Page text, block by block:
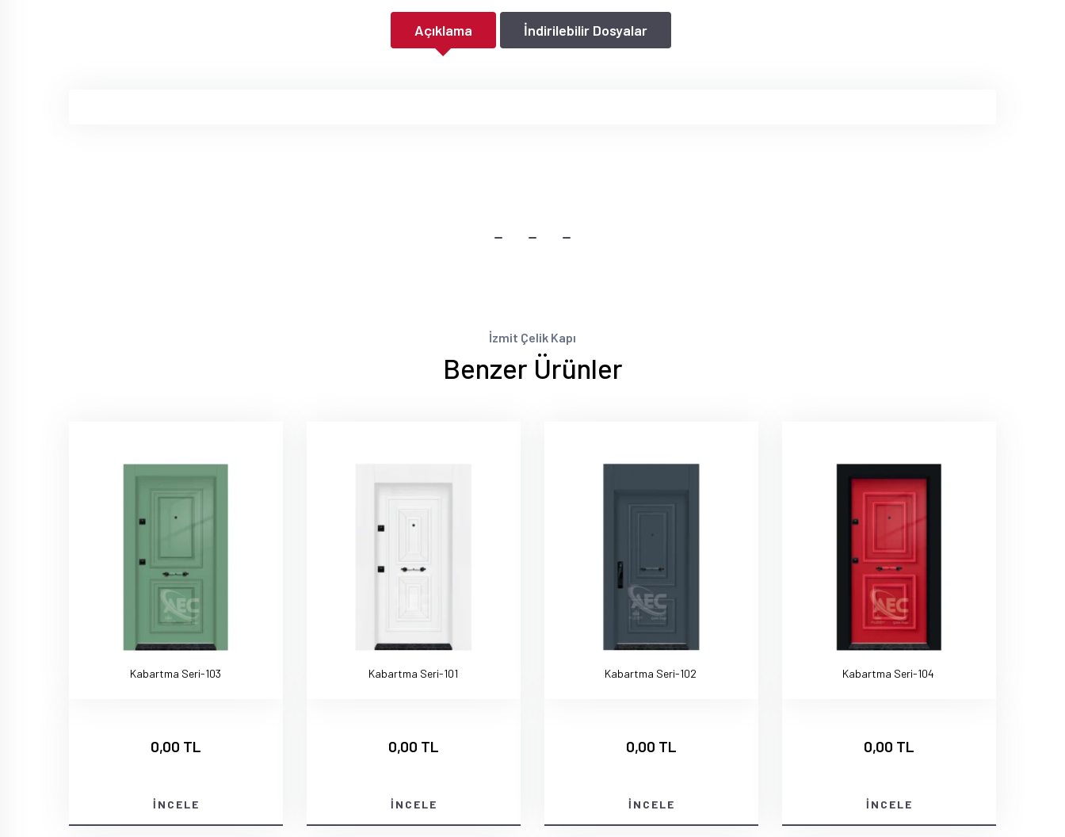
Açıklama İndirilebilir Dosyalar
İzmit Çelik Kapı
Benzer Ürünler
Kabartma Seri-103
0,00 TL
İNCELE
Kabartma Seri-101
0,00 TL
İNCELE
Kabartma Seri-102
0,00 TL
İNCELE
Kabartma Seri-104
0,00 TL
İNCELE